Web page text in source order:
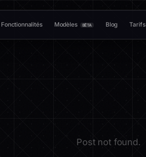
Fonctionnalités Modèles BÊTA Blog Tarifs
Post not found.